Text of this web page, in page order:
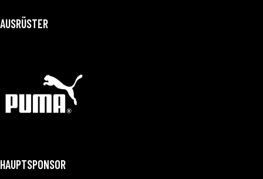
AUSRÜSTER
HAUPTSPONSOR